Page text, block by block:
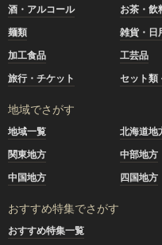
酒・アルコール
お茶・飲
麺類
雑貨・日
加工食品
工芸品
旅行・チケット
セット類
地域でさがす
地域一覧 北海道地
関東地方
中部地方
中国地方
四国地方
おすすめ特集でさがす
おすすめ特集一覧